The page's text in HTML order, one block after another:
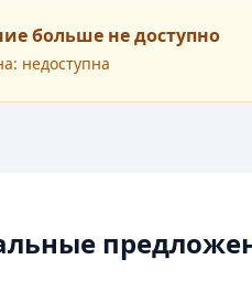
больше не доступно
недоступна